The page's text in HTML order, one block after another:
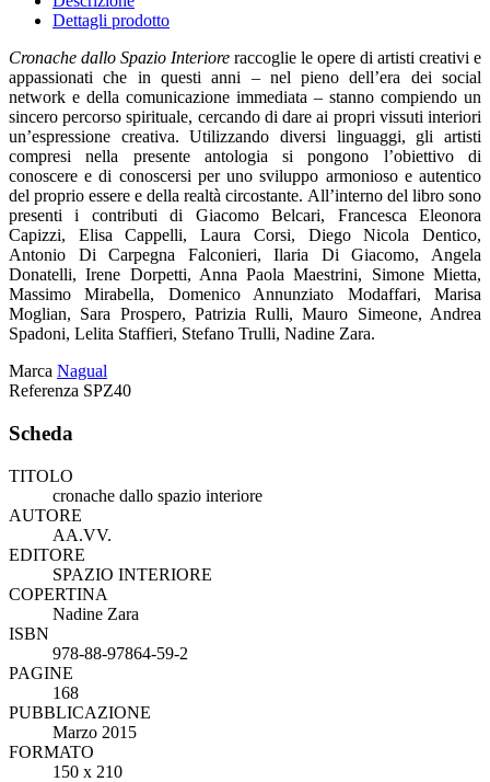
Dettagli prodotto
Cronache dallo Spazio Interiore raccoglie le opere di artisti creativi e
appassionati che in questi anni – nel pieno dell’era dei social
network e della comunicazione immediata – stanno compiendo un
sincero percorso spirituale, cercando di dare ai propri vissuti interiori
un’espressione creativa. Utilizzando diversi linguaggi, gli artisti
compresi nella presente antologia si pongono l’obiettivo di
conoscere e di conoscersi per uno sviluppo armonioso e autentico
del proprio essere e della realtà circostante. All’interno del libro sono
presenti i contributi di Giacomo Belcari, Francesca Eleonora
Capizzi, Elisa Cappelli, Laura Corsi, Diego Nicola Dentico,
Antonio Di Carpegna Falconieri, Ilaria Di Giacomo, Angela
Donatelli, Irene Dorpetti, Anna Paola Maestrini, Simone Mietta,
Massimo Mirabella, Domenico Annunziato Modaffari, Marisa
Moglian, Sara Prospero, Patrizia Rulli, Mauro Simeone, Andrea
Spadoni, Lelita Staffieri, Stefano Trulli, Nadine Zara.
Marca Nagual
Referenza SPZ40
Scheda
TITOLO
cronache dallo spazio interiore
AUTORE
AA.VV.
EDITORE
SPAZIO INTERIORE
COPERTINA
Nadine Zara
ISBN
978-88-97864-59-2
PAGINE
168
PUBBLICAZIONE
Marzo 2015
FORMATO
150 x 210